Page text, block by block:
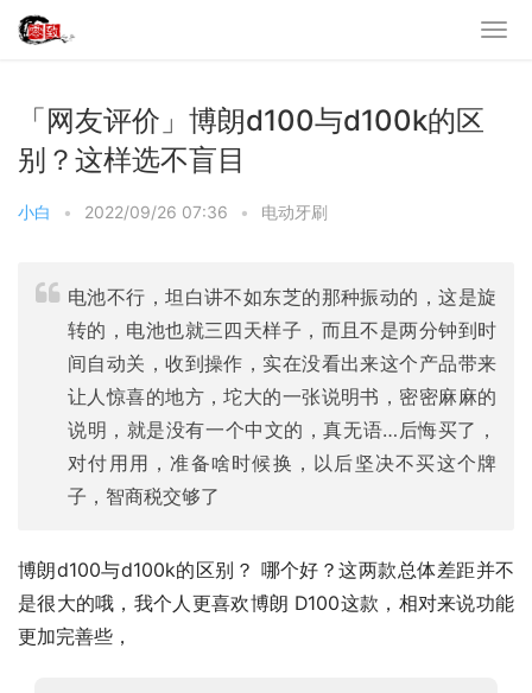
「网友评价」博朗d100与d100k的区
别？这样选不盲目
小白 • 2022/09/26 07:36 • 电动牙刷
电池不行，坦白讲不如东芝的那种振动的，这是旋
转的，电池也就三四天样子，而且不是两分钟到时
间自动关，收到操作，实在没看出来这个产品带来
让人惊喜的地方，坨大的一张说明书，密密麻麻的
说明，就是没有一个中文的，真无语…后悔买了，
对付用用，准备啥时候换，以后坚决不买这个牌
子，智商税交够了
博朗d100与d100k的区别？ 哪个好？这两款总体差距并不
是很大的哦，我个人更喜欢博朗 D100这款，相对来说功能
更加完善些，